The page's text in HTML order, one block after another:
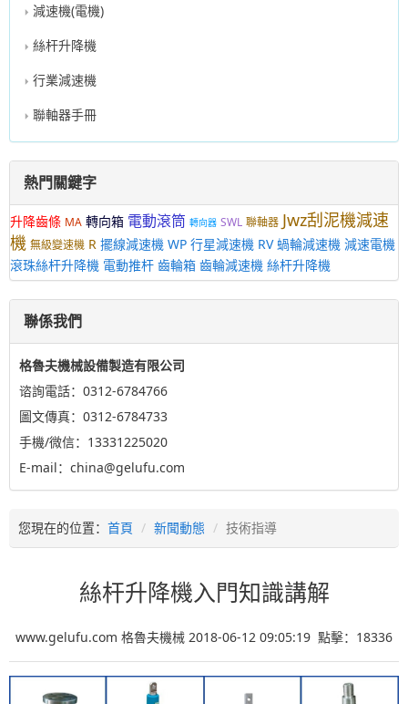
減速機(電機)
絲杆升降機
行業減速機
聯軸器手冊
熱門關鍵字
升降齒條 MA 轉向箱 電動滾筒 轉向器 SWL 聯軸器 Jwz刮泥機減速
機 無級變速機 R 擺線減速機 WP 行星減速機 RV 蝸輪減速機 減速電機
滾珠絲杆升降機 電動推杆 齒輪箱 齒輪減速機 絲杆升降機
聯係我們
格魯夫機械設備製造有限公司
谘詢電話：0312-6784766
圖文傳真：0312-6784733
手機/微信：13331225020
E-mail：china@gelufu.com
您現在的位置： 首頁 新聞動態 技術指導
絲杆升降機入門知識講解
www.gelufu.com 格魯夫機械 2018-06-12 09:05:19 點擊： 18336